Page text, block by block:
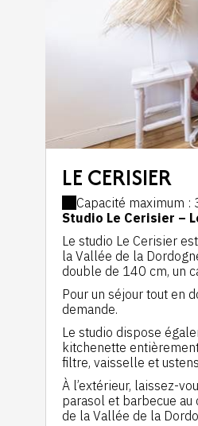
LE CERISIER
Capacité maximum :
Studio Le Cerisier –
Le studio Le Cerisier
la Vallée de la
double de 140 cm, un
Pour un séjour tout en
demande.
Le studio dispose
kitchenette
filtre, vaisselle et
À l’extérieur, laissez-
parasol et barbecue
de la Vallée de la